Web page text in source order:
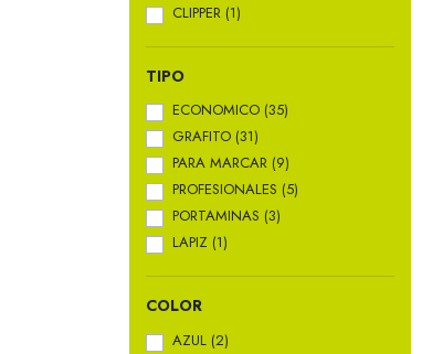
CLIPPER (1)
TIPO
ECONOMICO (35)
GRAFITO (31)
PARA MARCAR (9)
PROFESIONALES (5)
PORTAMINAS (3)
LAPIZ (1)
COLOR
AZUL (2)